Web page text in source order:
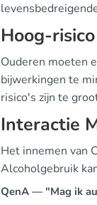
Hoog-
Ouderen moeten
bijwerkingen te
risico's zijn te
Interactie
Het innemen van
Alcoholgebruik
QenA — "Mag ik